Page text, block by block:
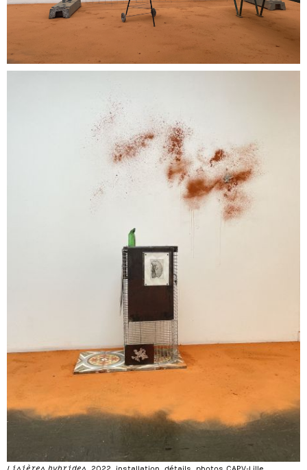
Lisières hybrides , 2022, installation, détails, photos CAPV-Lille